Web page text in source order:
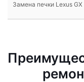
Замена печки Lexus GX